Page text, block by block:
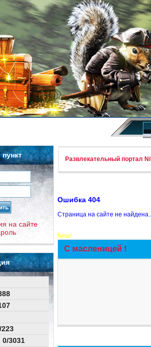
на сайте
3031
Развлекательный портал
Ошибка 404
Страница на сайте не
New!
С масленицей !